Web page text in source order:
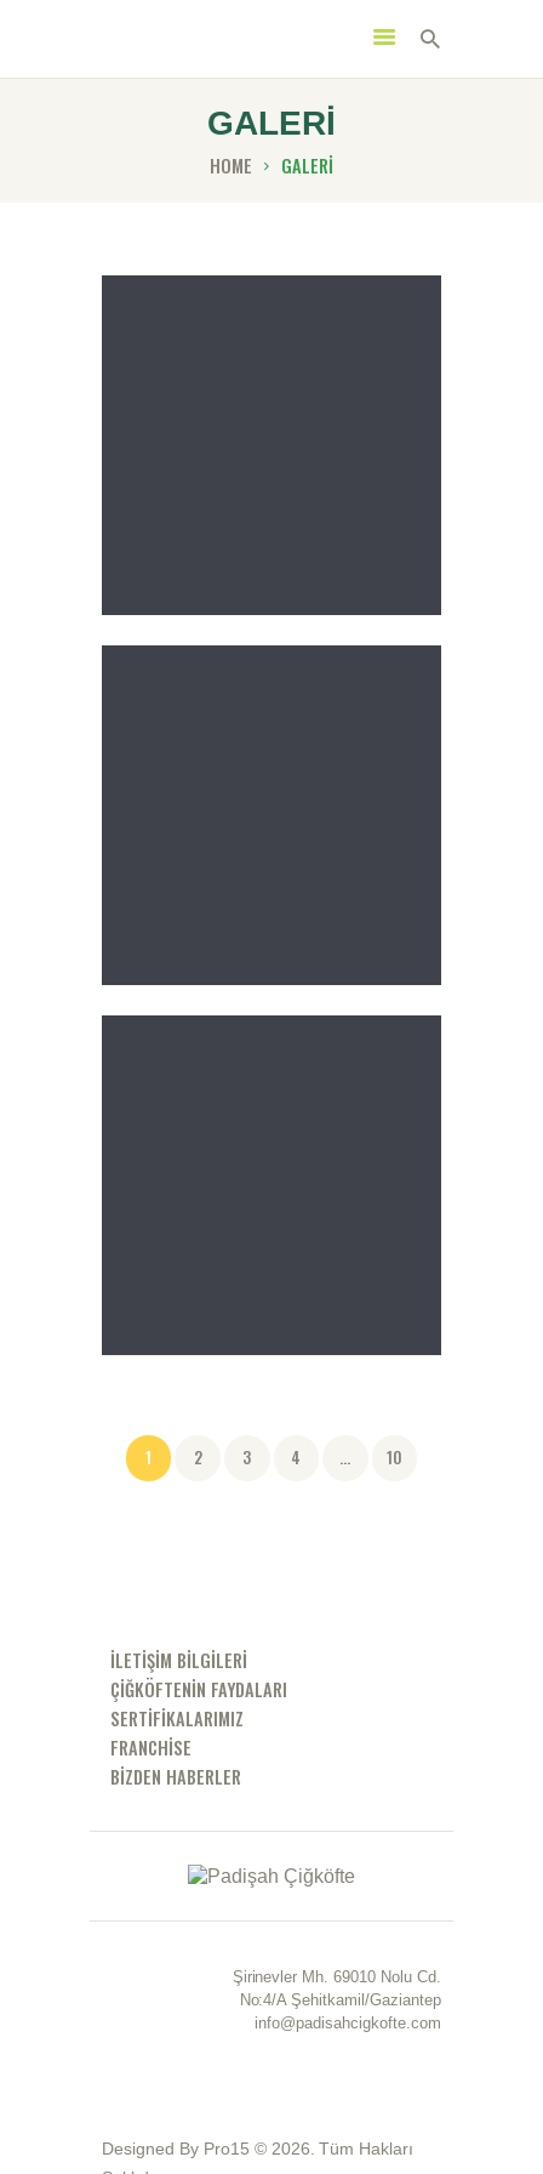
GALERİ
HOME GALERİ
ANA SAYFA
1 2 3 4 ... 10
İLETİŞİM BİLGİLERİ
ÇIĞKÖFTENIN FAYDALARI
SERTIFIKALARIMIZ
FRANCHISE
BIZDEN HABERLER
Şirinevler Mh. 69010 Nolu Cd.
No:4/A Şehitkamil/Gaziantep
info@padisahcigkofte.com
Designed By Pro15 © 2026. Tüm Hakları